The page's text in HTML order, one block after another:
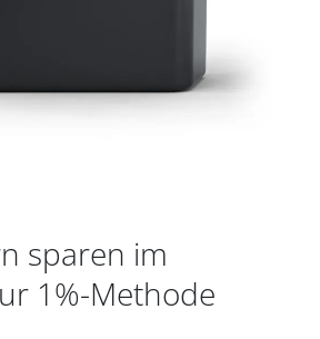
sparen im
1%-Methode